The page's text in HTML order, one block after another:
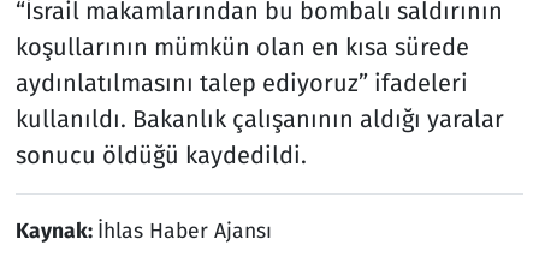
“İsrail makamlarından bu bombalı saldırının
koşullarının mümkün olan en kısa sürede
aydınlatılmasını talep ediyoruz” ifadeleri
kullanıldı. Bakanlık çalışanının aldığı yaralar
sonucu öldüğü kaydedildi.
Kaynak: İhlas Haber Ajansı